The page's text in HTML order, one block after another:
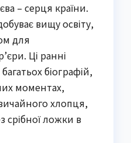
– серця країни.
вищу освіту,
для
Ці ранні
біографій,
моментах,
хлопця,
срібної ложки в